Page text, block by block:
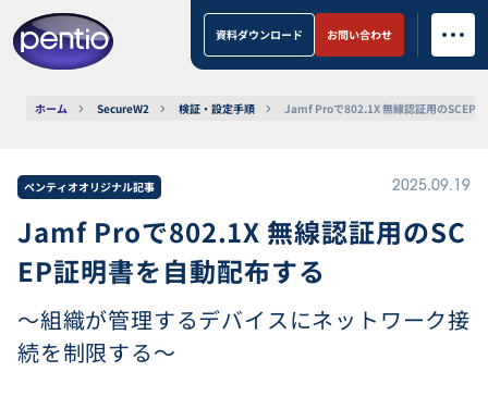
資料ダウンロード お問い合わせ
ホーム SecureW2 検証・設定手順 Jamf Proで802.1X 無線認証用のSCEP
ペンティオオリジナル記事 2025.09.19
Jamf Proで802.1X 無線認証用のSC
EP証明書を自動配布する
〜組織が管理するデバイスにネットワーク接
続を制限する〜